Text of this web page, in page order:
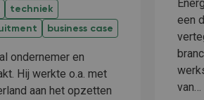
techniek
business case
ondernemer en
Hij werkte o.a. met
aan het opzetten
een
van…